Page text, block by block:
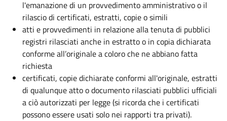
l'emanazione di un provvedimento amministrativo o il
rilascio di certificati, estratti, copie o simili
atti e provvedimenti in relazione alla tenuta di pubblici
registri rilasciati anche in estratto o in copia dichiarata
conforme all’originale a coloro che ne abbiano fatta
richiesta
certificati, copie dichiarate conformi all'originale, estratti
di qualunque atto o documento rilasciati pubblici ufficiali
a ciò autorizzati per legge (si ricorda che i certificati
possono essere usati solo nei rapporti tra privati).